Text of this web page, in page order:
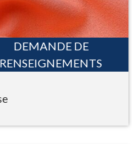
DEMANDE DE
RENSEIGNEMENTS